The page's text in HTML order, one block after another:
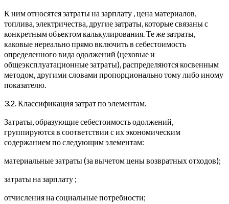
К ним относятся затраты на зарплату , цена материалов,
топлива, электричества, другие затраты, которые связаны с
конкретным объектом калькулирования. Те же затраты,
каковые нереально прямо включить в себестоимость
определенного вида одолжений (цеховые и
общеэксплуатационные затраты), распределяются косвенным
методом, другими словами пропорционально тому либо иному
показателю.
3.2. Классификация затрат по элементам.
Затраты, образующие себестоимость одолжений,
группируются в соответствии с их экономическим
содержанием по следующим элементам:
материальные затраты (за вычетом цены возвратных отходов);
затраты на зарплату ;
отчисления на социальные потребности;